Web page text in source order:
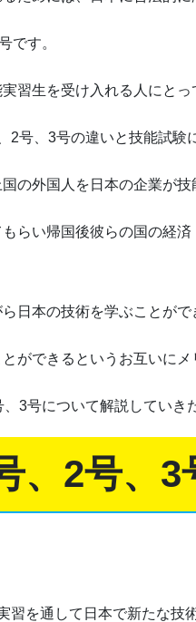
です。
習生を受け入れる人にと
2号、3号の違いと技能試験
の外国人を日本の企業が技
らい帰国後彼らの国の経
日本の技術を学ぶことがで
ができるというお互いにメ
3号について解説していき
、2号、3
習を通して日本で新たな技